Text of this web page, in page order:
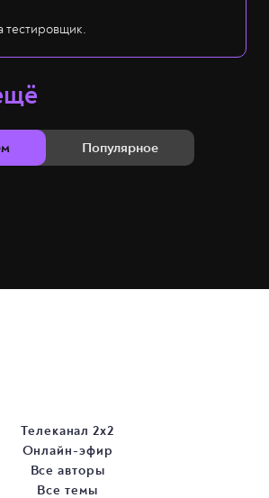
тестировщик.
Популярное
Телеканал 2х2
Онлайн-эфир
Все авторы
Все темы